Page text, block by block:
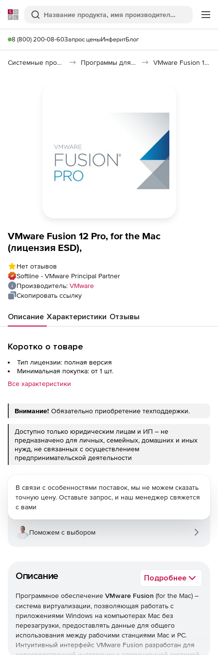
Softline
Поиск
8 (800) 200-08-60Запрос ценыИнферитБлог
Системные программы Программы для виртуализации VMware Fusion 12 Pro (for the Mac)
VMware Fusion 12 Pro, for the Mac
(лицензия ESD),
Нет отзывов
Softline - VMware Principal Partner
Производитель: VMware
Скопировать ссылку
Описание Характеристики Отзывы
Коротко о товаре
Тип лицензии: полная версия
Минимальная покупка: от 1 шт.
Все характеристики
Внимание! Обязательно приобретение техподдержки.
Доступно только юридическим лицам и ИП – не
предназначено для личных, семейных, домашних и иных
нужд, не связанных с осуществлением
предпринимательской деятельности
Описание Подробнее
Программное обеспечение VMware Fusion (for the Mac) –
система виртуализации, позволяющая работать с
приложениями Windows на компьютерах Mac без
перезагрузки, предоставлять данные для общего
использования между рабочими станциями Mac и PC.
Интуитивный интерфейс VMware Fusion разработан для
В связи с особенностями поставок, мы не можем сказать
точную цену. Оставьте запрос, и наш менеджер свяжется
с вами
Поможем с выбором